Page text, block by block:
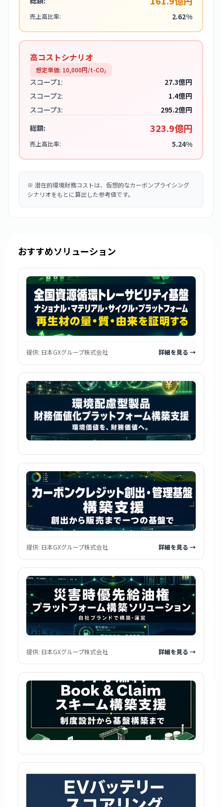
売上高比率: 2.62%
高コストシナリオ
想定単価: 10,000円/t-CO₂
スコープ1:
27.3億円
スコープ2:
1.4億円
スコープ3:
295.2億円
総額:
323.9億円
売上高比率: 5.24%
※ 潜在的環境財務コストは、仮想的なカーボンプライシング
シナリオをもとに算出した参考値です。
おすすめソリューション
提供: 日本GXグループ株式会社 詳細を見る →
提供: 日本GXグループ株式会社 詳細を見る →
提供: 日本GXグループ株式会社 詳細を見る →